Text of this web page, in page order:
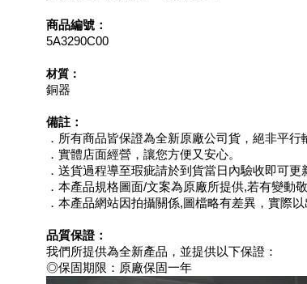
商品編號：
5A3290C00
材質：
銅器
備註：
．所有商品皆保證為全新原廠公司貨，絕非平行
．實體店面經營，讓您方便又安心。
．送貨過程導至瑕疵請於到貨當日內驗收即可
．本產品規格圖面/文案為原廠所提供,若有變動
．本產品網站因拍攝關係,圖檔略有差異，實際
品質保證：
我們所提供為全新產品，並提供以下保證：
◎保固期限：原廠保固一年